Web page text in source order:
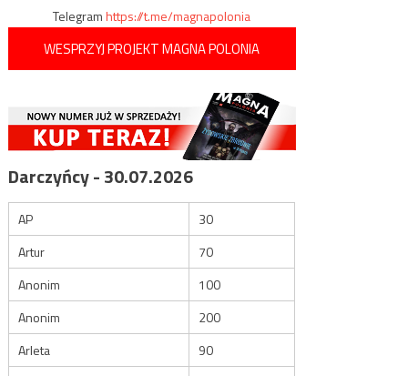
Telegramhttps://t.me/magnapolonia
WESPRZYJ PROJEKT MAGNA POLONIA
Darczyńcy - 30.07.2026
AP
30
Artur
70
Anonim
100
Anonim
200
Arleta
90